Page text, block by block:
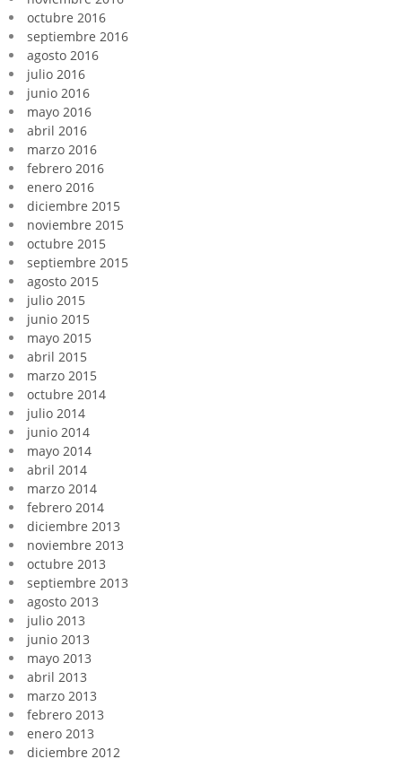
octubre 2016
septiembre 2016
agosto 2016
julio 2016
junio 2016
mayo 2016
abril 2016
marzo 2016
febrero 2016
enero 2016
diciembre 2015
noviembre 2015
octubre 2015
septiembre 2015
agosto 2015
julio 2015
junio 2015
mayo 2015
abril 2015
marzo 2015
octubre 2014
julio 2014
junio 2014
mayo 2014
abril 2014
marzo 2014
febrero 2014
diciembre 2013
noviembre 2013
octubre 2013
septiembre 2013
agosto 2013
julio 2013
junio 2013
mayo 2013
abril 2013
marzo 2013
febrero 2013
enero 2013
diciembre 2012